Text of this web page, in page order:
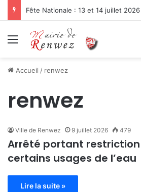
Fête Nationale : 13 et 14 juillet 2026
Menu
Accueil / renwez
renwez
Ville de Renwez 9 juillet 2026 479
Arrêté portant
certains usages de l’eau
Lire la suite »